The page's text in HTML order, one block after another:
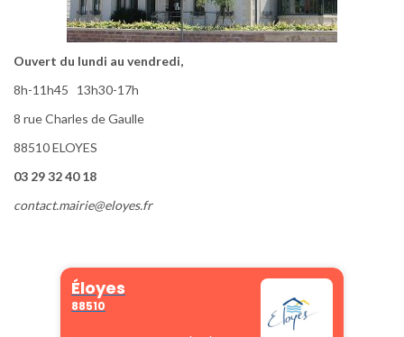
Ouvert du lundi au vendredi,
8h-11h45 13h30-17h
8 rue Charles de Gaulle
88510 ELOYES
03 29 32 40 18
contact.mairie@eloyes.fr